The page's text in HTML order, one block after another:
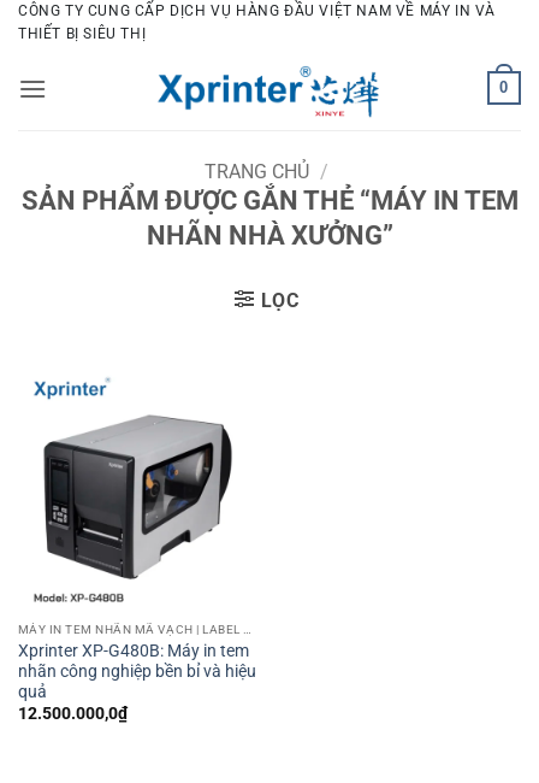
Bỏ
qua
dung
CÔNG TY CUNG CẤP DỊCH VỤ HÀNG ĐẦU VIỆT NAM VỀ MÁY IN VÀ
THIẾT BỊ SIÊU THỊ
0
TRANG CHỦ /
SẢN PHẨM ĐƯỢC GẮN THẺ “MÁY IN TEM
NHÃN NHÀ XƯỞNG”
LỌC
Xprinter XP-G480B: Máy in tem
nhãn công nghiệp bền bỉ và hiệu
quả
12.500.000,0₫